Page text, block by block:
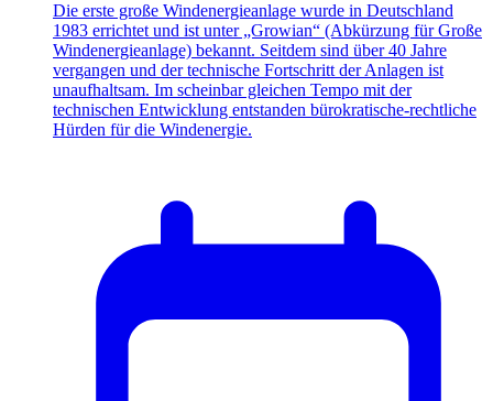
Die erste große Windenergieanlage wurde in Deutschland
1983 errichtet und ist unter „Growian“ (Abkürzung für Große
Windenergieanlage) bekannt. Seitdem sind über 40 Jahre
vergangen und der technische Fortschritt der Anlagen ist
unaufhaltsam. Im scheinbar gleichen Tempo mit der
technischen Entwicklung entstanden bürokratische-rechtliche
Hürden für die Windenergie.